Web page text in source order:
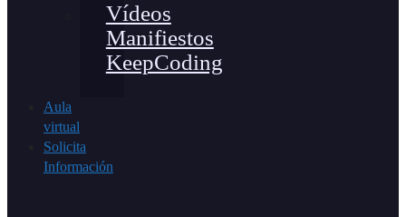
Vídeos
Manifiestos
KeepCoding
Aula
virtual
Solicita
Información